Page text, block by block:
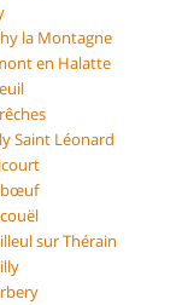
la Montagne
en Halatte
Saint Léonard
sur Thérain